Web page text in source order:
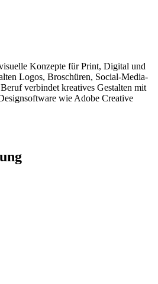
Konzepte für Print, Digital und
Logos, Broschüren, Social-Media-
verbindet kreatives Gestalten mit
wie Adobe Creative